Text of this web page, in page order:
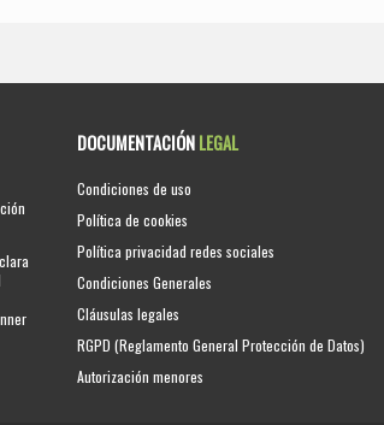
DOCUMENTACIÓNLEGAL
Condiciones de uso
Política de cookies
Política privacidad redes sociales
Condiciones Generales
Cláusulas legales
RGPD (Reglamento General Protección de Datos)
Autorización menores